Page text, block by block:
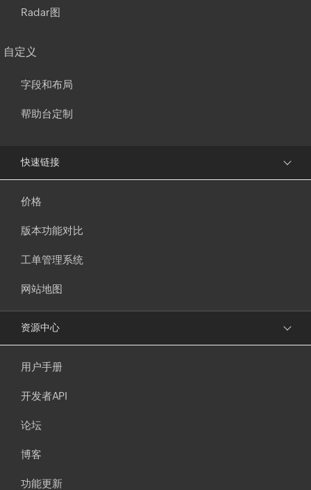
Radar图
自定义
字段和布局
帮助台定制
快速链接
价格
版本功能对比
工单管理系统
网站地图
资源中心
用户手册
开发者API
论坛
博客
功能更新